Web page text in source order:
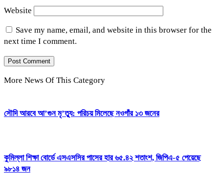
Website
Save my name, email, and website in this browser for the
next time I comment.
More News Of This Category
সৌদি আরবে আ’গুন মৃ’ত্যু: পরিচয় মিলেছে নওগাঁর ১৩ জনের
কুমিল্লা শিক্ষা বোর্ডে এসএসসির পাসের হার ৬৫.৪২ শতাংশ, জিপিএ-৫ পেয়েছে
৯৮১৪ জন